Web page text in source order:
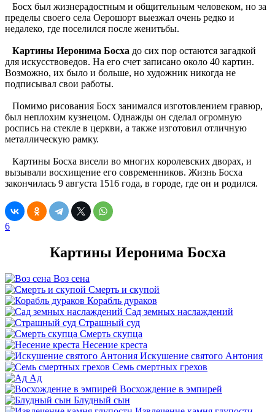
Босх был жизнерадостным и общительным человеком, но за
пределы своего села Оерошорт выезжал очень редко и
недалеко, где поселился после женитьбы.
Картины Иеронима Босха до сих пор остаются загадкой
для искусствоведов. На его счет записано около 40 картин.
Возможно, их было и больше, но художник никогда не
подписывал свои работы.
Помимо рисования Босх занимался изготовлением гравюр,
был неплохим кузнецом. Однажды он сделал огромную
роспись на стекле в церкви, а также изготовил отличную
металлическую рамку.
Картины Босха висели во многих королевских дворах, и
вызывали восхищение его современников. Жизнь Босха
закончилась 9 августа 1516 года, в городе, где он и родился.
6
Картины Иеронима Босха
Воз сена
Смерть и скупой
Корабль дураков
Сад земных наслаждений
Страшный суд
Смерть скупца
Несение креста
Искушение святого Антония
Семь смертных грехов
Ад
Восхождение в эмпирей
Блудный сын